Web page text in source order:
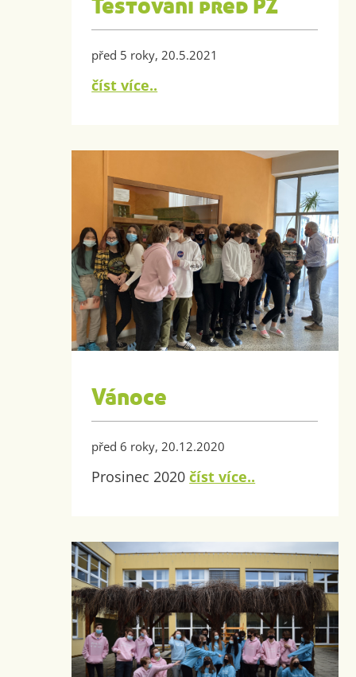
Testování před PZ
před 5 roky, 20.5.2021
číst více..
Vánoce
před 6 roky, 20.12.2020
Prosinec 2020číst více..